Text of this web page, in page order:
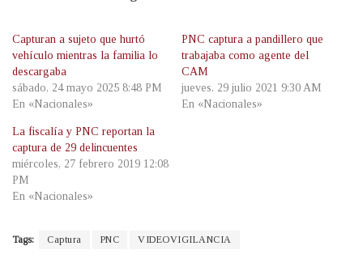
Capturan a sujeto que hurtó
vehículo mientras la familia lo
descargaba
sábado, 24 mayo 2025 8:48 PM
En «Nacionales»
PNC captura a pandillero que
trabajaba como agente del
CAM
jueves, 29 julio 2021 9:30 AM
En «Nacionales»
La fiscalía y PNC reportan la
captura de 29 delincuentes
miércoles, 27 febrero 2019 12:08
PM
En «Nacionales»
Tags: Captura PNC VIDEOVIGILANCIA